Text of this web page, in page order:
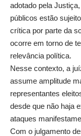
adotado pela
públicos estão
crítica por parte da
ocorre em torno de
relevância política.
Nesse contexto, a
assume amplitude
representantes
desde que não haja
ataques
Com o julgamento